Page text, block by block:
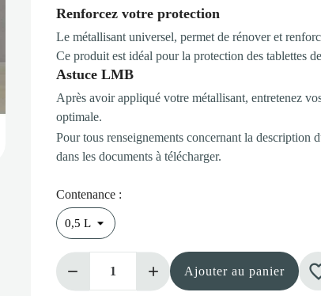
Renforcez votre protection
Le métallisant universel, permet de rénover et
Ce produit est idéal pour la protection des tablettes
Astuce LMB
Après avoir appliqué votre métallisant, entretenez
optimale.
Pour tous renseignements concernant la
dans les documents à télécharger.
Contenance :
Ajouter au panier